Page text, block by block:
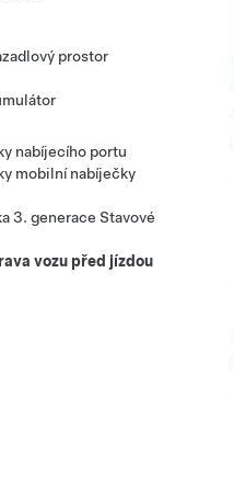
prostor
nabíjecího portu
mobilní nabíječky
3. generace Stavové
vozu před jízdou